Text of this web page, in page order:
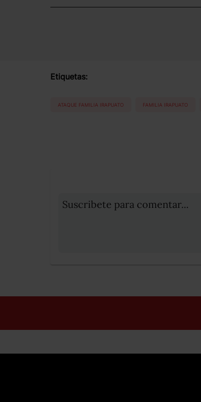
Etiquetas:
ATAQUE FAMILIA IRAPUATO FAMILIA IRAPUATO
Suscribete para comentar...